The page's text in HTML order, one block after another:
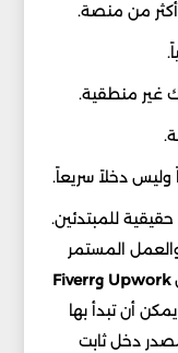
من منصة.
غير منطقية.
وليس دخلاً سريعاً.
للمبتدئين.
المستمر
Upwork وFiverr
أن تبدأ بها
دخل ثابت